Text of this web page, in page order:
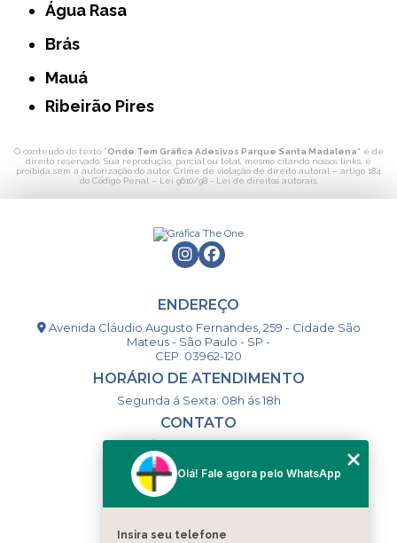
Água Rasa
Brás
Mauá
Ribeirão Pires
O conteúdo do texto "Onde Tem Gráfica Adesivos Parque Santa Madalena" é de
direito reservado. Sua reprodução, parcial ou total, mesmo citando nossos links, é
proibida sem a autorização do autor. Crime de violação de direito autoral – artigo 184
do Código Penal – Lei 9610/98 - Lei de direitos autorais.
ENDEREÇO
Avenida Cláudio Augusto Fernandes, 259 - Cidade São
Mateus - São Paulo - SP -
CEP: 03962-120
HORÁRIO DE ATENDIMENTO
Segunda á Sexta: 08h ás 18h
CONTATO
(11) 98993-9556
togsm1@gmail.com
MENU
Olá! Fale agora pelo WhatsApp
Insira seu telefone